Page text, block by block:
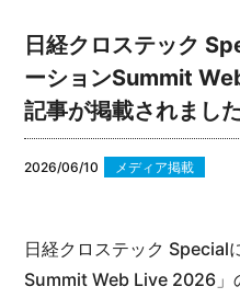
日経クロステック
ーションSummit
記事が掲載されまし
2026/06/10 メディア掲載
日経クロステック Special
Summit Web Live 2026」